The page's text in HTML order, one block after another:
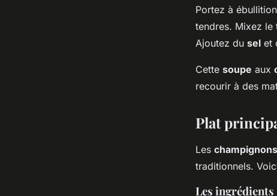
Portez à
tendres. Mixez le
Ajoutez du sel et
Cette soupe aux
recourir à des
Plat
Les champignons
traditionnels.
Les ingrédients